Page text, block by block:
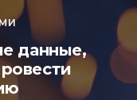
данные,